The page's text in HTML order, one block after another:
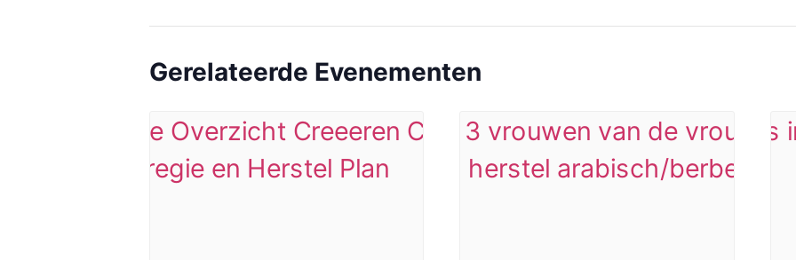
Gerelateerde Evenementen